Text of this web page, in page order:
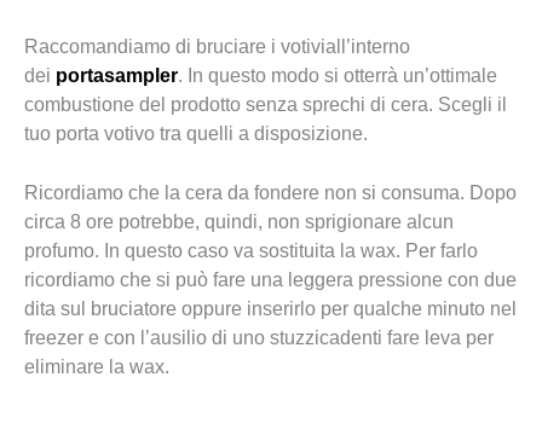
Raccomandiamo di bruciare i votiviall’interno
dei portasampler. In questo modo si otterrà un’ottimale
combustione del prodotto senza sprechi di cera. Scegli il
tuo porta votivo tra quelli a disposizione.
Ricordiamo che la cera da fondere non si consuma. Dopo
circa 8 ore potrebbe, quindi, non sprigionare alcun
profumo. In questo caso va sostituita la wax. Per farlo
ricordiamo che si può fare una leggera pressione con due
dita sul bruciatore oppure inserirlo per qualche minuto nel
freezer e con l’ausilio di uno stuzzicadenti fare leva per
eliminare la wax.